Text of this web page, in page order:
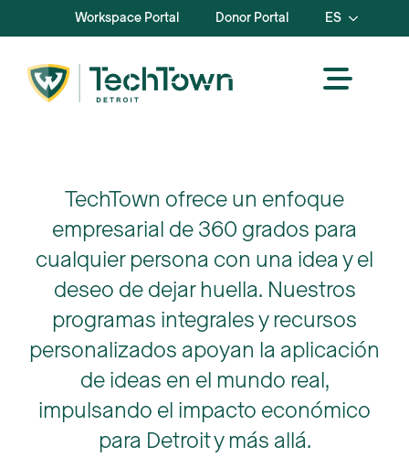
Workspace Portal Donor Portal ES
TechTown ofrece un enfoque
empresarial de 360 grados para
cualquier persona con una idea y el
deseo de dejar huella. Nuestros
programas integrales y recursos
personalizados apoyan la aplicación
de ideas en el mundo real,
impulsando el impacto económico
para Detroit y más allá.